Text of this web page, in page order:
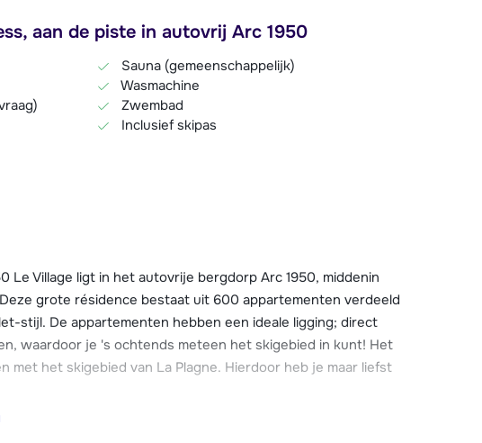
aan de piste in autovrij Arc 1950
Sauna (gemeenschappelijk)
Wasmachine
Zwembad
Inclusief skipas
Le Village ligt in het autovrije bergdorp Arc 1950, middenin
grote résidence bestaat uit 600 appartementen verdeeld
stijl. De appartementen hebben een ideale ligging; direct
waardoor je 's ochtends meteen het skigebied in kunt! Het
met het skigebied van La Plagne. Hierdoor heb je maar liefst